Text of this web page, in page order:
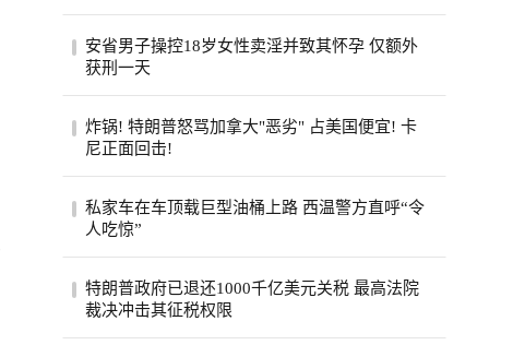
顺手官宣了女友。女友陈苡㛤（童芯），比
安省男子操控18岁女性卖淫并致其怀孕 仅额外
获刑一天
卖淫并致其怀孕，被判处已羁押时间之外仅
炸锅! 特朗普怒骂加拿大"恶劣" 占美国便宜! 卡
尼正面回击!
将继续捍卫本国利益，同一天加美贸易官员
私家车在车顶载巨型油桶上路 西温警方直呼“令
人吃惊”
期间进行的一次罕见的交通拦截。西温警局
在社...
特朗普政府已退还1000千亿美元关税 最高法院
裁决冲击其征税权限